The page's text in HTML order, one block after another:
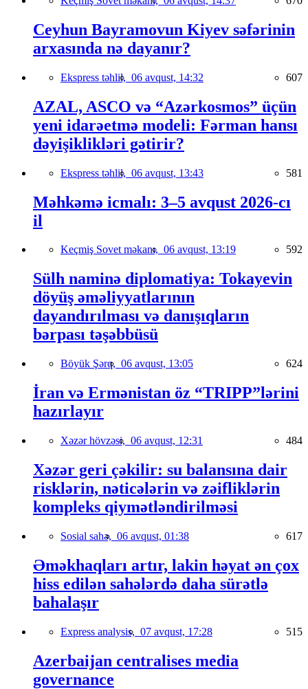
Ceyhun Bayramovun Kiyev səfərinin
arxasında nə dayanır?
Ekspress təhlil, 06 avqust, 14:32 607
AZAL, ASCO və “Azərkosmos” üçün
yeni idarəetmə modeli: Fərman hansı
dəyişiklikləri gətirir?
Ekspress təhlil, 06 avqust, 13:43 581
Məhkəmə icmalı: 3–5 avqust 2026-cı
il
Keçmiş Sovet məkanı, 06 avqust, 13:19 592
Sülh naminə diplomatiya: Tokayevin
döyüş əməliyyatlarının
dayandırılması və danışıqların
bərpası təşəbbüsü
Böyük Şərq, 06 avqust, 13:05 624
İran və Ermənistan öz “TRIPP”lərini
hazırlayır
Xəzər hövzəsi, 06 avqust, 12:31 484
Xəzər geri çəkilir: su balansına dair
risklərin, nəticələrin və zəifliklərin
kompleks qiymətləndirilməsi
Sosial sahə, 06 avqust, 01:38 617
Əməkhaqları artır, lakin həyat ən çox
hiss edilən sahələrdə daha sürətlə
bahalaşır
Express analysis, 07 avqust, 17:28 515
Azerbaijan centralises media
governance